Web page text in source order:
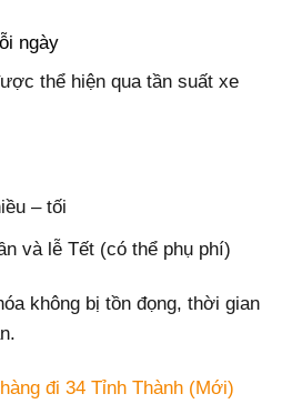
ngày
thể hiện qua tần suất xe
– tối
và lễ Tết (có thể phụ phí)
không bị tồn đọng, thời gian
đi 34 Tỉnh Thành (Mới)